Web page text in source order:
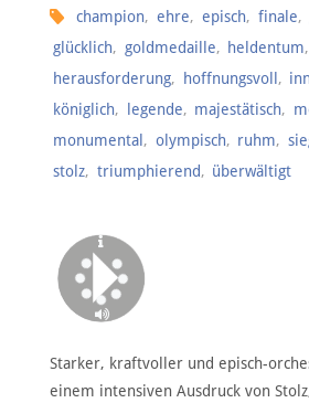
champion, ehre, episch, finale,
glücklich, goldmedaille, heldentum,
herausforderung, hoffnungsvoll ,
königlich, legende, majestätisch,
monumental , olympisch, ruhm,
stolz, triumphierend, überwältigt
Starker, kraftvoller und episch-
einem intensiven Ausdruck von